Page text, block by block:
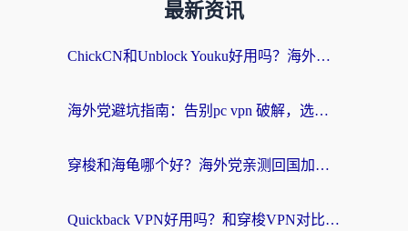
最新资讯
ChickCN和Unblock Youku好用吗？海外党亲测3款回国加速器，附iOS免费选择指南
海外党避坑指南：告别pc vpn 破解，选对回国加速器轻松访问国内资源
穿梭和海龟哪个好？海外党亲测回国加速器，附电脑免费VPN推荐
Quickback VPN好用吗？和穿梭VPN对比哪个回国效果更好？海外党必看的真实测评与选择指南